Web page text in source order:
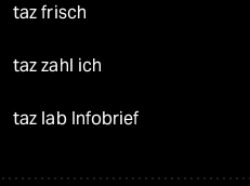
taz frisch
taz zahl ich
taz lab Infobrief